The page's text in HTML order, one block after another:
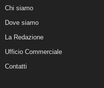
Chi siamo
Dove siamo
La Redazione
Ufficio Commerciale
Contatti